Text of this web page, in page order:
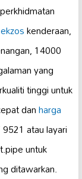
kenderaan,
14000
yang
tinggi untuk
danharga
atau layari
untuk
ditawarkan.